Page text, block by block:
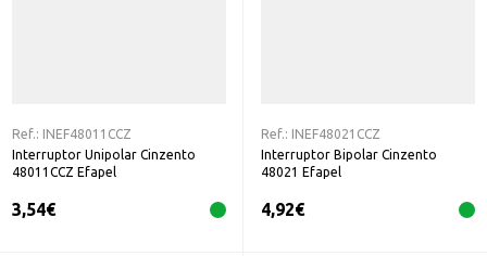
Ref.:
INEF48011CCZ
Interruptor Unipolar Cinzento
48011CCZ Efapel
3,54€
Ref.:
INEF48021CCZ
Interruptor Bipolar Cinzento
48021 Efapel
4,92€